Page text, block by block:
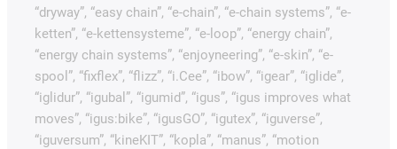
“dryway”, “easy chain”, “e-chain”, “e-chain systems”, “e-
ketten”, “e-kettensysteme”, “e-loop”, “energy chain”,
“energy chain systems”, “enjoyneering”, “e-skin”, “e-
spool”, “fixflex”, “flizz”, “i.Cee”, “ibow”, “igear”, “iglide”,
“iglidur”, “igubal”, “igumid”, “igus”, “igus improves what
moves”, “igus:bike”, “igusGO”, “igutex”, “iguverse”,
“iguversum”, “kineKIT”, “kopla”, “manus”, “motion